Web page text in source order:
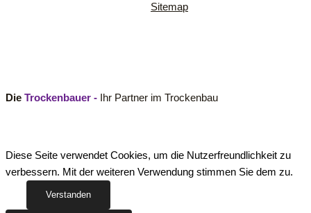
Sitemap
Die Trockenbauer - Ihr Partner im Trockenbau
Diese Seite verwendet Cookies, um die Nutzerfreundlichkeit zu
verbessern. Mit der weiteren Verwendung stimmen Sie dem zu.
Verstanden